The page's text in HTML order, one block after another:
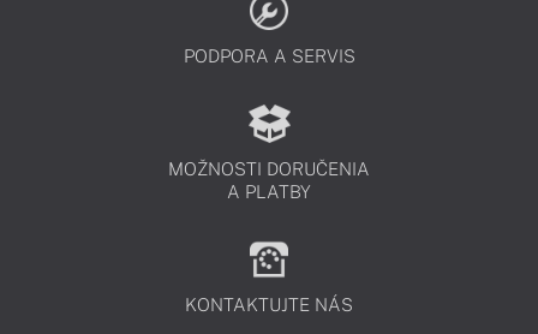
PODPORA A SERVIS
MOŽNOSTI DORUČENIA
A PLATBY
KONTAKTUJTE NÁS